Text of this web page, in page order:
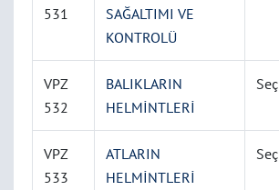
531
SAĞALTIMI VE
KONTROLÜ
VPZ
532
BALIKLARIN
HELMİNTLERİ
VPZ
533
ATLARIN
HELMİNTLERİ